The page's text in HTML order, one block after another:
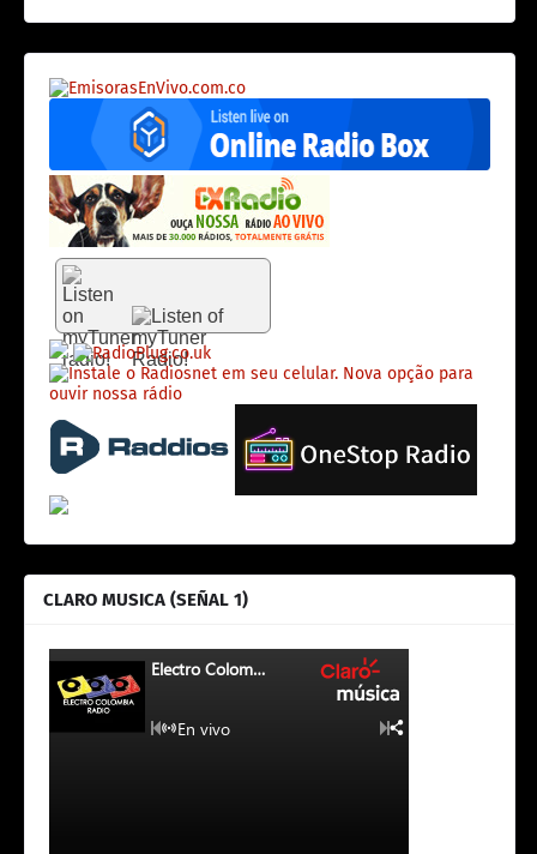
CLARO MUSICA (SEÑAL 1)